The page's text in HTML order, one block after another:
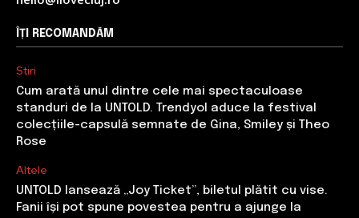
ÎȚI RECOMANDĂM
Stiri
Cum arată unul dintre cele mai spectaculoase
standuri de la UNTOLD. Trendyol aduce la festival
colecțiile-capsulă semnate de Gina, Smiley și Theo
Rose
Altele
UNTOLD lansează „Joy Ticket”, biletul plătit cu vise.
Fanii își pot spune povestea pentru a ajunge la